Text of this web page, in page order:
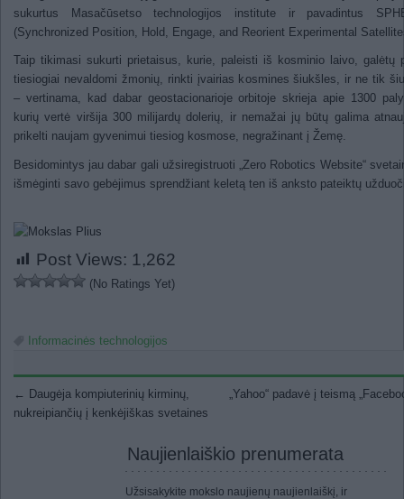
sukurtus Masačūsetso technologijos institute ir pavadintus
(Synchronized Position, Hold, Engage, and Reorient Experimental
Taip tikimasi sukurti prietaisus, kurie, paleisti iš kosminio laivo, galėtų
tiesiogiai nevaldomi žmonių, rinkti įvairias kosmines šiukšles, ir ne tik
– vertinama, kad dabar geostacionarioje orbitoje skrieja apie 1300
kurių vertė viršija 300 milijardų dolerių, ir nemažai jų būtų galima
prikelti naujam gyvenimui tiesiog kosmose, negražinant į Žemę.
Besidomintys jau dabar gali užsiregistruoti „Zero Robotics Website“
išmėginti savo gebėjimus sprendžiant keletą ten iš anksto pateiktų
Post Views: 1,262
(No Ratings Yet)
Informacinės technologijos
Post navigation
← Daugėja kompiuterinių kirminų,
nukreipiančių į kenkėjiškas svetaines
„Yahoo“ padavė į teismą
Naujienlaiškio prenumerata
Užsisakykite mokslo naujienų naujienlaiškį, ir